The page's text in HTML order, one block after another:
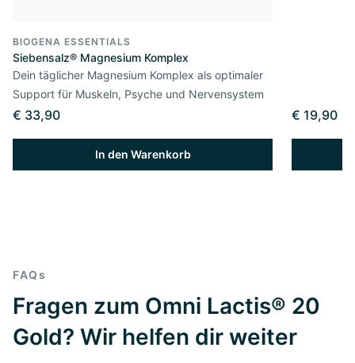
BIOGENA ESSENTIALS
Siebensalz® Magnesium Komplex
Dein täglicher Magnesium Komplex als optimaler
Support für Muskeln, Psyche und Nervensystem
€ 33,90
In den Warenkorb
€ 19,90
FAQs
Fragen zum Omni Lactis® 20
Gold? Wir helfen dir weiter